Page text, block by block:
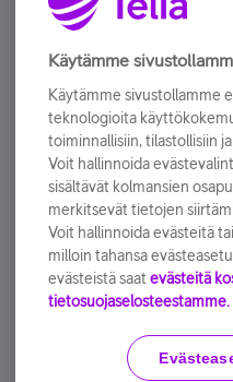
Älä jää paitsi –
Tilaa Telian uutiskirje ja
sähköpostiisi.
Tilaa nyt
Käyttöehdot
Käytämme
Käytämme sivustollamme
teknologioita
toiminnallisiin, tilastollisiin
Voit hallinnoida
sisältävät kolmansien
merkitsevät tietojen
Voit hallinnoida evästeitä
milloin tahansa
evästeistä saat evästeitä
tietosuojaselosteestamme.